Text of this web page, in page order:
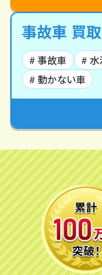
事故車 買取
# 事故車
# 水
# 動かない車